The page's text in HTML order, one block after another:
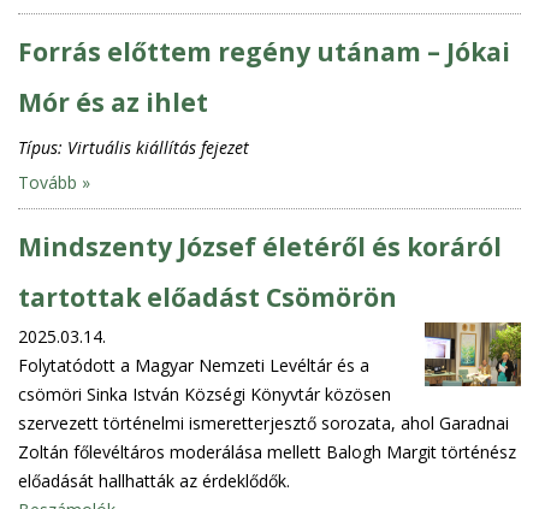
Forrás előttem regény utánam – Jókai
Mór és az ihlet
Típus: Virtuális kiállítás fejezet
Tovább »
Mindszenty József életéről és koráról
tartottak előadást Csömörön
2025.03.14.
Folytatódott a Magyar Nemzeti Levéltár és a
csömöri Sinka István Községi Könyvtár közösen
szervezett történelmi ismeretterjesztő sorozata, ahol Garadnai
Zoltán főlevéltáros moderálása mellett Balogh Margit történész
előadását hallhatták az érdeklődők.